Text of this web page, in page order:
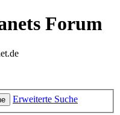
Forum
Erweiterte Suche